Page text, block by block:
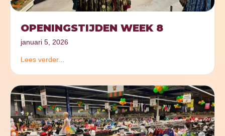
OPENINGSTIJDEN WEEK 8
januari 5, 2026
Lees verder...